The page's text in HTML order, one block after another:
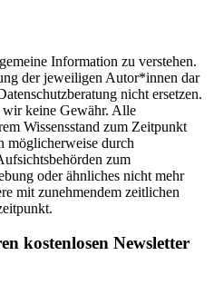
Information zu verstehen.
der jeweiligen Autor*innen dar
nicht ersetzen.
keine Gewähr. Alle
Wissensstand zum Zeitpunkt
möglicherweise durch
zum
oder ähnliches nicht mehr
mit zunehmendem zeitlichen
kostenlosen Newsletter